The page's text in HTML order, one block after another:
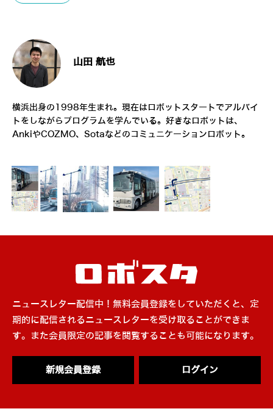
山田 航也
横浜出身の1998年生まれ。現在はロボットスタートでアルバイ
トをしながらプログラムを学んでいる。好きなロボットは、
AnkiやCOZMO、Sotaなどのコミュニケーションロボット。
ニュースレター配信中！無料会員登録をしていただくと、定
期的に配信されるニュースレターを受け取ることができま
す。また会員限定の記事を閲覧することも可能になります。
新規会員登録 ログイン